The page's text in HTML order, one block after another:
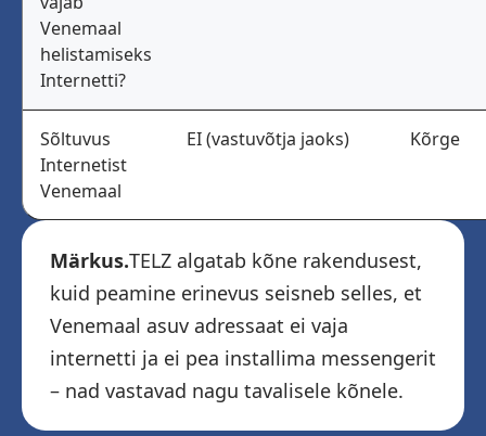
Venemaal
helistamiseks
Internetti?
Sõltuvus
Internetist
Venemaal
EI (vastuvõtja jaoks) Kõrge
Märkus.TELZ algatab kõne rakendusest,
kuid peamine erinevus seisneb selles, et
Venemaal asuv adressaat ei vaja
internetti ja ei pea installima messengerit
– nad vastavad nagu tavalisele kõnele.